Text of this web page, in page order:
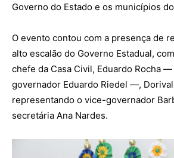
Governo do Estado e os municípios
O evento contou com a presença de
alto escalão do Governo Estadual,
chefe da Casa Civil, Eduardo Rocha
governador Eduardo Riedel —,
representando o vice-governador
secretária Ana Nardes.